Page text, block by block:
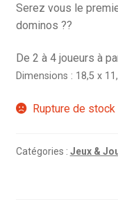
Serez vous le
dominos ??
De 2 à 4 joueurs à
Dimensions : 18,5 x
Rupture de stock
Catégories : Jeux &